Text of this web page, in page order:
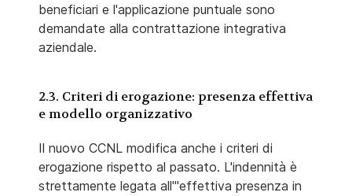
beneficiari e l'applicazione puntuale sono
demandate alla contrattazione integrativa
aziendale.
2.3. Criteri di erogazione: presenza effettiva
e modello organizzativo
Il nuovo CCNL modifica anche i criteri di
erogazione rispetto al passato. L'indennità è
strettamente legata all'"effettiva presenza in